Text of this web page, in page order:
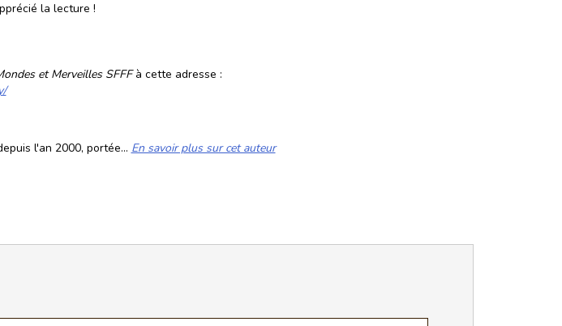
la lecture !
et Merveilles SFFFà cette adresse :
l'an 2000, portée... En savoir plus sur cet auteur